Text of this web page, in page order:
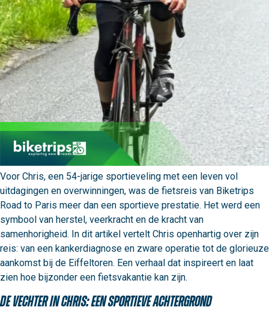
Voor Chris, een 54-jarige sportieveling met een leven vol
uitdagingen en overwinningen, was de fietsreis van Biketrips
Road to Paris meer dan een sportieve prestatie. Het werd een
symbool van herstel, veerkracht en de kracht van
samenhorigheid. In dit artikel vertelt Chris openhartig over zijn
reis: van een kankerdiagnose en zware operatie tot de glorieuze
aankomst bij de Eiffeltoren. Een verhaal dat inspireert en laat
zien hoe bijzonder een fietsvakantie kan zijn.
De vechter in Chris: een sportieve achtergrond